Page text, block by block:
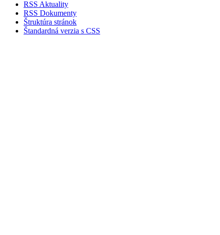
RSS Aktuality
RSS Dokumenty
Štruktúra stránok
Štandardná verzia s CSS